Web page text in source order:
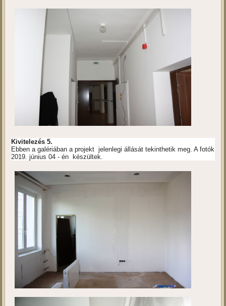
Kivitelezés 5.
Ebben a galériában a projekt jelenlegi állását tekinthetik meg. A fotók
2019. június 04 - én készültek.